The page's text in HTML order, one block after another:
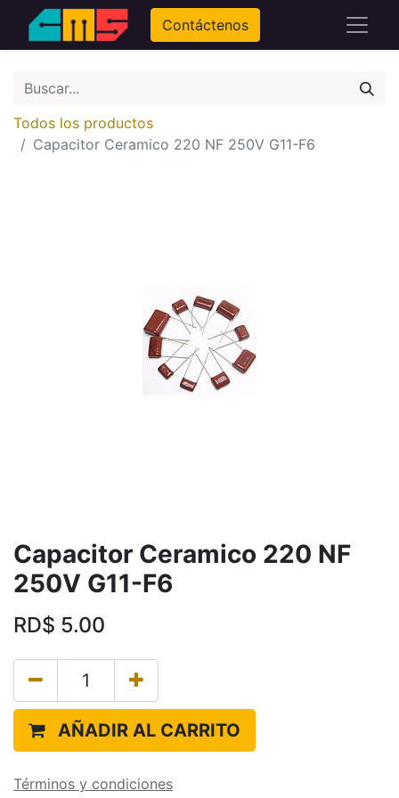
Contáctenos
Todos los productos
Capacitor Ceramico 220 NF 250V G11-F6
Capacitor Ceramico 220 NF
250V G11-F6
RD$ 5.00
AÑADIR AL CARRITO
Términos y condiciones